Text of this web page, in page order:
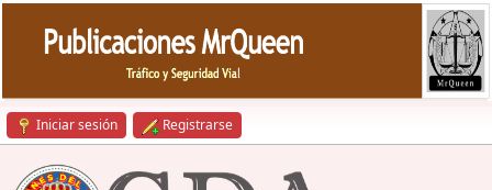
Iniciar sesión Registrarse